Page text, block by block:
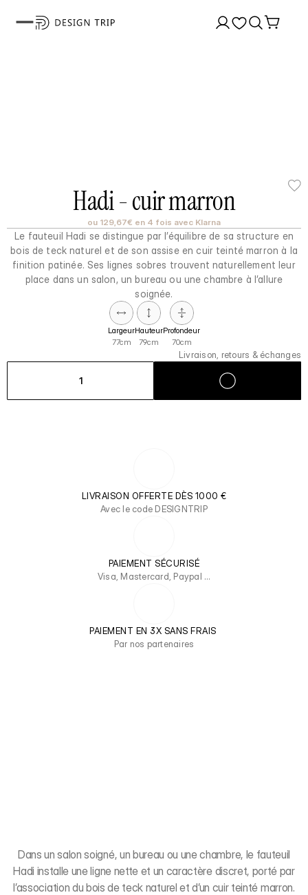
Hadi - cuir marron
ou 129,67€ en 4 fois avec Klarna
Le fauteuil Hadi se distingue par l’équilibre de sa structure en
bois de teck naturel et de son assise en cuir teinté marron à la
finition patinée. Ses lignes sobres trouvent naturellement leur
place dans un salon, un bureau ou une chambre à l’allure
soignée.
Largeur
77cm
Hauteur
79cm
Profondeur
70cm
Livraison, retours & échanges
1
LIVRAISON OFFERTE DÈS 1000 €
Avec le code DESIGNTRIP
PAIEMENT SÉCURISÉ
Visa, Mastercard, Paypal …
PAIEMENT EN 3X SANS FRAIS
Par nos partenaires
Dans un salon soigné, un bureau ou une chambre, le fauteuil
Hadi installe une ligne nette et un caractère discret, porté par
l’association du bois de teck naturel et d’un cuir teinté marron.